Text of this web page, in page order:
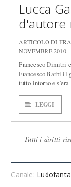
Lucca
d'autore
ARTICOLO DI
NOVEMBRE 2010
Francesco Dimitri
Francesco Barbi il
tutto intorno e
LEGGI
Tutti i diritti
Canale: